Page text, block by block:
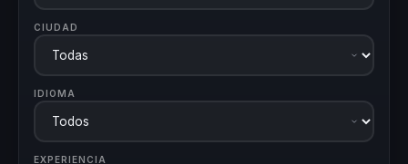
CIUDAD
IDIOMA
EXPERIENCIA